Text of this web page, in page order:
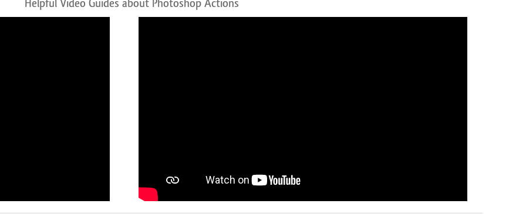
Helpful Video Guides about Photoshop Actions